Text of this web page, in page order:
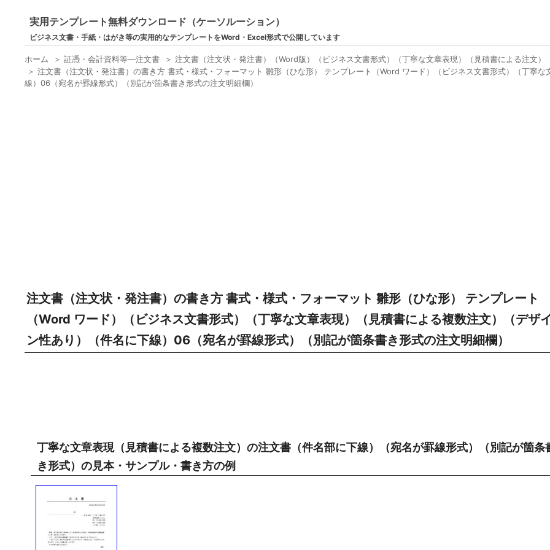
実用テンプレート無料ダウンロード（ケーソルーション）
ビジネス文書・手紙・はがき等の実用的なテンプレートをWord・Excel形式で公開しています
ホーム ＞証憑・会計資料等―注文書 ＞注文書（注文状・発注書）（Word版）（ビジネス文書形式）（丁寧な文章表現）（見積書による注文
＞注文書（注文状・発注書）の書き方 書式・様式・フォーマット 雛形（ひな形） テンプレート（Word ワード）（ビジネス文書形式）（丁寧
線）06（宛名が罫線形式）（別記が箇条書き形式の注文明細欄）
注文書（注文状・発注書）の書き方 書式・様式・フォーマット 雛形（ひな形） テンプレート
（Word ワード）（ビジネス文書形式）（丁寧な文章表現）（見積書による複数注文）（デザ
ン性あり）（件名に下線）06（宛名が罫線形式）（別記が箇条書き形式の注文明細欄）
丁寧な文章表現（見積書による複数注文）の注文書（件名部に下線）（宛名が罫線形式）（別記が箇条
き形式）の見本・サンプル・書き方の例